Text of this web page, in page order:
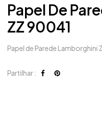
Papel De
ZZ 90041
Papel de Parede Lamborghini
Partilhar :